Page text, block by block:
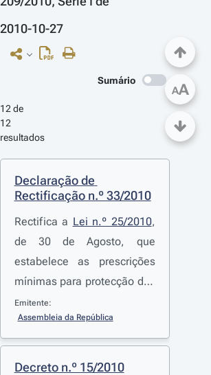
2010-10-27
Sumário
12 de
12
resultados
Declaração de
Rectificação n.º 33/2010
Rectifica a Lei n.º 25/2010,
de 30 de Agosto, que
estabelece as prescrições
mínimas para protecção dos
trabalhadores contra os
riscos para a saúde e a
segurança devidos à
exposição, durante o
Emitente:
Assembleia da República
Decreto n.º 15/2010
AA